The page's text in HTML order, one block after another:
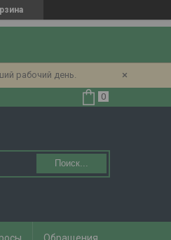
рабочий день.
Поиск...